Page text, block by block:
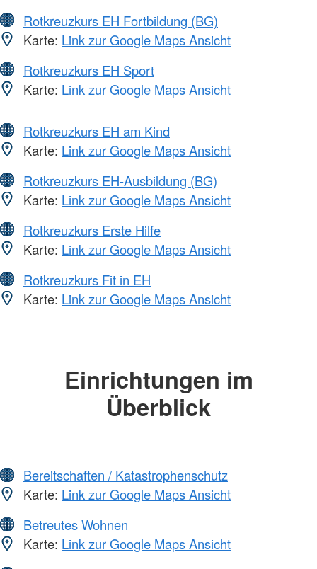
Rotkreuzkurs EH Fortbildung (BG)
Karte: Link zur Google Maps Ansicht
Rotkreuzkurs EH Sport
Karte: Link zur Google Maps Ansicht
Rotkreuzkurs EH am Kind
Karte: Link zur Google Maps Ansicht
Rotkreuzkurs EH-Ausbildung (BG)
Karte: Link zur Google Maps Ansicht
Rotkreuzkurs Erste Hilfe
Karte: Link zur Google Maps Ansicht
Rotkreuzkurs Fit in EH
Karte: Link zur Google Maps Ansicht
Einrichtungen im
Überblick
Bereitschaften / Katastrophenschutz
Karte: Link zur Google Maps Ansicht
Betreutes Wohnen
Karte: Link zur Google Maps Ansicht